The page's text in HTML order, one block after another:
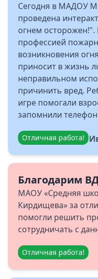
Сегодня в МАДОУ
проведена
огнем осторожен!".
профессией
возникновения
приносит в жизнь
неправильном
причинить вред.
игре помогали
запомнили
Отличная работа!
Благодарим
МАОУ «Средняя
Кирдищева» за
помогли решить
сотрудничать с
Отличная работа!